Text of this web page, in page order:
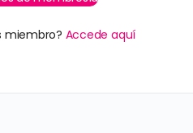
miembro? Accede aquí